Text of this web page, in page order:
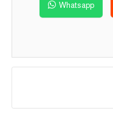
Whatsapp